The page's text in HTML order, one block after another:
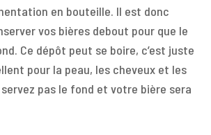
en bouteille. Il est donc
vos bières debout pour que le
Ce dépôt peut se boire, c’est juste
pour la peau, les cheveux et les
pas le fond et votre bière sera